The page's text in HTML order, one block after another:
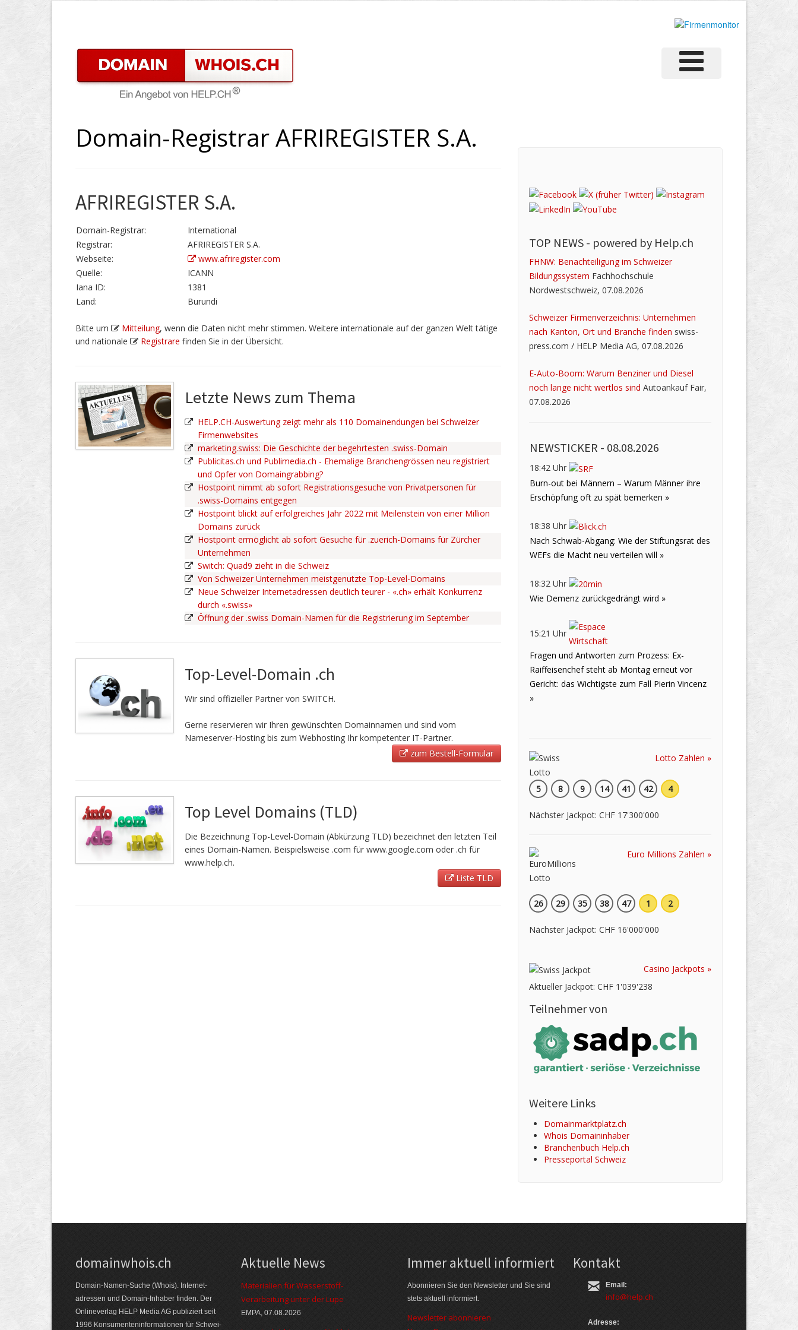
Domain-Registrar AFRIREGISTER S.A.
AFRIREGISTER S.A.
Domain-Registrar:
International
Registrar:
AFRIREGISTER S.A.
Webseite:
www.afriregister.com
Quelle:
ICANN
Iana ID:
1381
Land:
Burundi
Bitte um Mitteilung, wenn die Daten nicht mehr stimmen. Weitere internationale auf der ganzen Welt tätige
und nationale
Registrare finden Sie in der Übersicht.
Letzte News zum Thema
HELP.CH-Auswertung zeigt mehr als 110 Domainendungen bei Schweizer
Firmenwebsites
marketing.swiss: Die Geschichte der begehrtesten .swiss-Domain
Publicitas.ch und Publimedia.ch - Ehemalige Branchengrössen neu registriert
und Opfer von Domaingrabbing?
Hostpoint nimmt ab sofort Registrationsgesuche von Privatpersonen für
.swiss-Domains entgegen
Hostpoint blickt auf erfolgreiches Jahr 2022 mit Meilenstein von einer Million
Domains zurück
Hostpoint ermöglicht ab sofort Gesuche für .zuerich-Domains für Zürcher
Unternehmen
Switch: Quad9 zieht in die Schweiz
Von Schweizer Unternehmen meistgenutzte Top-Level-Domains
Neue Schweizer Internetadressen deutlich teurer - «.ch» erhält Konkurrenz
durch «.swiss»
Öffnung der .swiss Domain-Namen für die Registrierung im September
Top-Level-Domain .ch
Wir sind offizieller Partner von SWITCH.
Gerne reservieren wir Ihren gewünschten Domainnamen und sind vom
Nameserver-Hosting bis zum Webhosting Ihr kompetenter IT-Partner.
zum Bestell-Formular
Top Level Domains (TLD)
Die Bezeichnung Top-Level-Domain (Abkürzung TLD) bezeichnet den letzten Teil
eines Domain-Namen. Beispielsweise .com für www.google.com oder .ch für
www.help.ch.
Liste TLD
TOP NEWS - powered by Help.ch
FHNW: Benachteiligung im Schweizer
Bildungssystem Fachhochschule
Nordwestschweiz, 07.08.2026
Schweizer Firmenverzeichnis: Unternehmen
nach Kanton, Ort und Branche finden swiss-
press.com / HELP Media AG, 07.08.2026
E-Auto-Boom: Warum Benziner und Diesel
noch lange nicht wertlos sind Autoankauf Fair,
07.08.2026
NEWSTICKER - 08.08.2026
18:42 Uhr
Burn-out bei Männern – Warum Männer ihre
Erschöpfung oft zu spät bemerken »
18:38 Uhr
Nach Schwab-Abgang: Wie der Stiftungsrat des
WEFs die Macht neu verteilen will »
18:32 Uhr
Wie Demenz zurückgedrängt wird »
15:21 Uhr
Fragen und Antworten zum Prozess: Ex-
Raiffeisenchef steht ab Montag erneut vor
Gericht: das Wichtigste zum Fall Pierin Vincenz
»
Lotto Zahlen »
5 8 9 14 41 42 4
Nächster Jackpot: CHF 17'300'000
Euro Millions Zahlen »
26 29 35 38 47 1 2
Nächster Jackpot: CHF 16'000'000
Casino Jackpots »
Aktueller Jackpot: CHF 1'039'238
Teilnehmer von
Weitere Links
Domainmarktplatz.ch
Whois Domaininhaber
Branchenbuch Help.ch
Presseportal Schweiz
domainwhois.ch
Domain-Namen-Suche (Whois). Internet­
adressen und Domain-Inhaber finden. Der
Online­verlag HELP Media AG publiziert seit
1996 Konsumenten­informationen für Schwei­
Aktuelle News
Materialien für Wasserstoff-
Verarbeitung unter der Lupe
EMPA, 07.08.2026
Immer aktuell informiert
Abonnieren Sie den Newsletter und Sie sind
stets aktuell informiert.
Newsletter abonnieren
Kontakt
Email:
info@help.ch
Adresse: